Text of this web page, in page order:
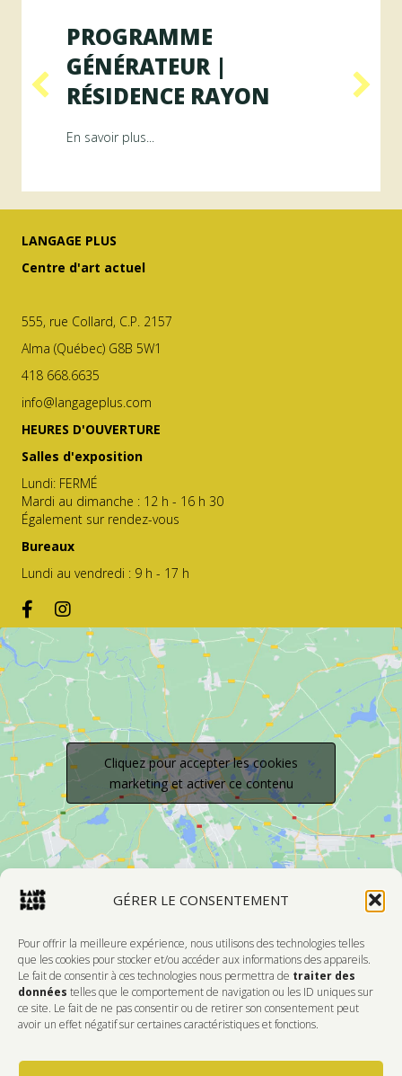
GÉRER LE CONSENTEMENT
Pour offrir la meilleure expérience, nous utilisons des technologies telles
que les cookies pour stocker et/ou accéder aux informations des appareils.
Le fait de consentir à ces technologies nous permettra de traiter des
données telles que le comportement de navigation ou les ID uniques sur
ce site. Le fait de ne pas consentir ou de retirer son consentement peut
avoir un effet négatif sur certaines caractéristiques et fonctions.
ArAMiS
PROGRAMME
GÉNÉRATEUR |
RÉSIDENCE RAYON
En savoir plus...
LANGAGE PLUS
Centre d'art actuel
555, rue Collard, C.P. 2157
Alma (Québec) G8B 5W1
418 668.6635
info@langageplus.com
HEURES D'OUVERTURE
Salles d'exposition
Lundi: FERMÉ
Mardi au dimanche : 12 h - 16 h 30
Également sur rendez-vous
Bureaux
Lundi au vendredi : 9 h - 17 h
Cliquez pour accepter les cookies
marketing et activer ce contenu
Devenir Membre
DONNEZ DE L'AMOUR À VOTRE CENTRE